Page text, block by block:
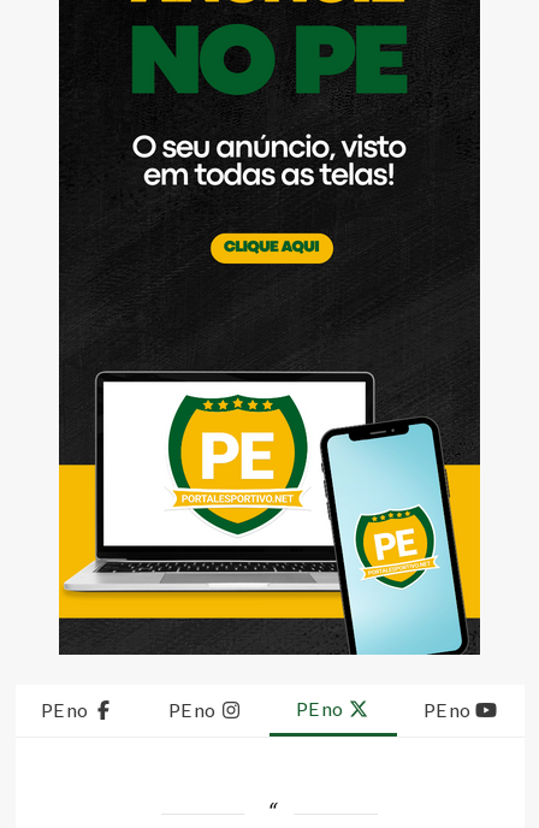
PE no PE no PE no PE no